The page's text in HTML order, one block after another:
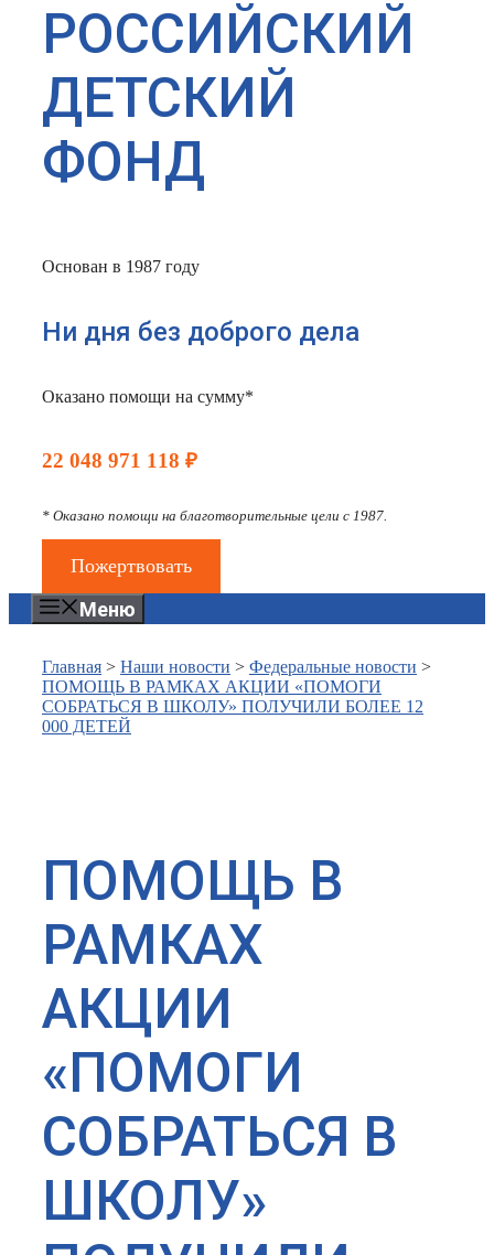
РОССИЙСКИЙ
ДЕТСКИЙ
ФОНД
Основан в 1987 году
Ни дня без доброго дела
Оказано помощи на сумму*
22 048 971 118 ₽
* Оказано помощи на благотворительные цели с 1987.
Пожертвовать
Меню
Главная > Наши новости > Федеральные новости >
ПОМОЩЬ В РАМКАХ АКЦИИ «ПОМОГИ
СОБРАТЬСЯ В ШКОЛУ» ПОЛУЧИЛИ БОЛЕЕ 12
000 ДЕТЕЙ
ПОМОЩЬ В
РАМКАХ
АКЦИИ
«ПОМОГИ
СОБРАТЬСЯ В
ШКОЛУ»